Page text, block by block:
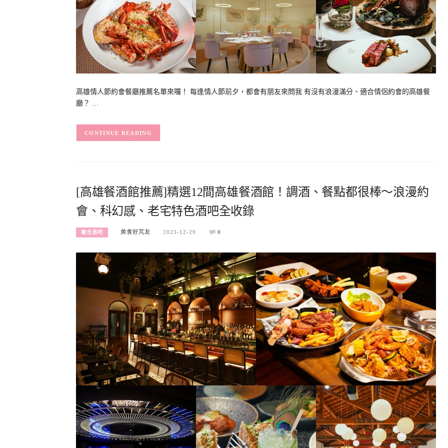
高雄情人節約會餐廳推薦名單來囉！ 每逢情人節前夕，都會有朋友來問我 有沒有浪漫滿分、適合情侶約會的高雄餐
廳？ …
CONTINUE READING
[高雄餐酒館推薦]精選12間高雄餐酒館！調酒、餐點都很棒～浪漫約
會、科幻感、老宅特色酒吧全收錄
複合酒吧 美食好芃友 2023-12-29 0